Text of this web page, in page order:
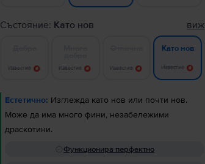
Състояние: Като нов виж
Известие Известие Известие
Като нов
Известие
Естетично: Изглежда като нов или почти нов.
Може да има много фини, незабележими
драскотини.
Функционира перфектно